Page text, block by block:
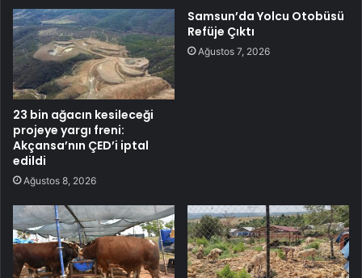
23 bin ağacın kesileceği
projeye yargı freni:
Akçansa’nın ÇED’i iptal
edildi
Ağustos 8, 2026
Samsun’da Yolcu Otobüsü
Refüje Çıktı
Ağustos 7, 2026